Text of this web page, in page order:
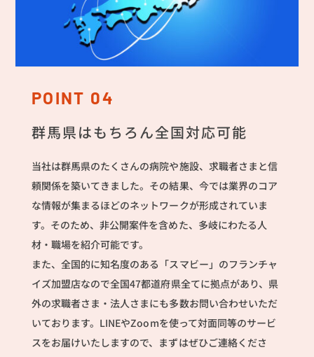
POINT 04
群馬県はもちろん全国対応可能
当社は群馬県のたくさんの病院や施設、求職者さまと信
頼関係を築いてきました。その結果、今では業界のコア
な情報が集まるほどのネットワークが形成されていま
す。そのため、非公開案件を含めた、多岐にわたる人
材・職場を紹介可能です。
また、全国的に知名度のある「スマビー」のフランチャ
イズ加盟店なので全国47都道府県全てに拠点があり、県
外の求職者さま・法人さまにも多数お問い合わせいただ
いております。LINEやZoomを使って対面同等のサービ
スをお届けいたしますので、まずはぜひご連絡くださ